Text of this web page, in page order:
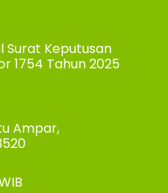
Surat Keputusan
1754 Tahun 2025
Ampar,